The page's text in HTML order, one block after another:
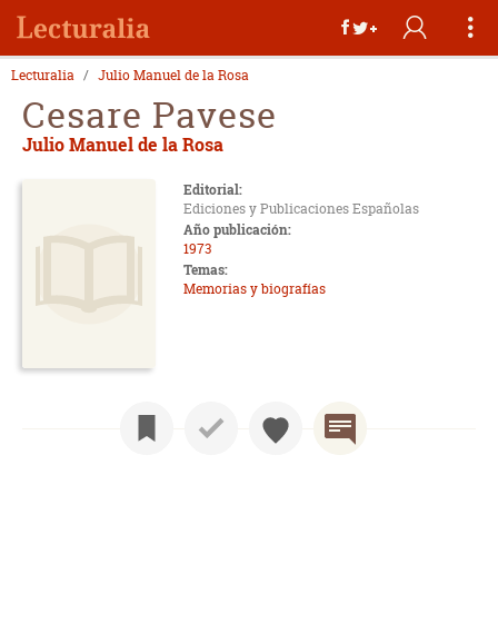
Lecturalia Julio Manuel de la Rosa
Cesare Pavese
Julio Manuel de la Rosa
Editorial:
Ediciones y Publicaciones Españolas
Año publicación:
1973
Temas:
Memorias y biografías